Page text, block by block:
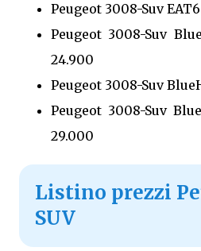
Peugeot 3008-Suv
Peugeot 3008-Suv
24.900
Peugeot 3008-Suv
Peugeot 3008-Suv
29.000
Listino prezzi
SUV